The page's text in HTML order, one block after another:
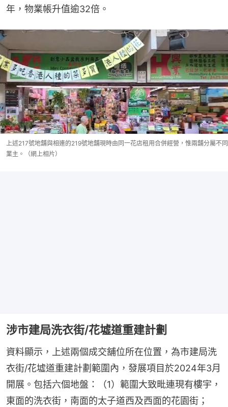
年，物業帳升值逾32倍。
上述217號地舖與相連的219號地舖現時由同一花店租用合併經營，惟兩舖分屬不同
業主。（網上相片）
涉市建局洗衣街/花墟道重建計劃
資料顯示，上述兩個成交舖位所在位置，為市建局洗
衣街/花墟道重建計劃範圍內，發展項目於2024年3月
開展。包括六個地盤：（1）範圍大致毗連現有樓宇，
東面的洗衣街，南面的太子道西及西面的花園街；